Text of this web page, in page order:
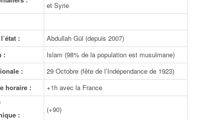
et Syrie
:
Abdullah Gül (depuis 2007)
:
Islam (98% de la population est musulmane)
:
29 Octobre (fête de l’Indépendance de 1923)
horaire :
+1h avec la France
:
(+90)